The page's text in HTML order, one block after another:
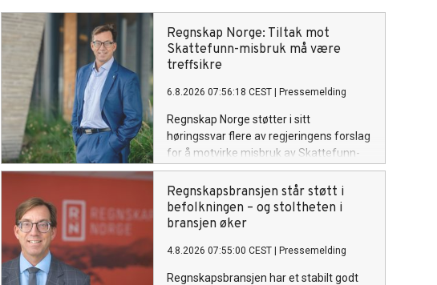
Regnskap Norge: Tiltak mot
Skattefunn-misbruk må være
treffsikre
6.8.2026 07:56:18 CEST Pressemelding
Regnskap Norge støtter i sitt
høringssvar flere av regjeringens forslag
for å motvirke misbruk av Skattefunn-
ordningen, men advarer mot tiltak som
kan gjøre ordningen unødvendig
krevende for seriøse virksomheter.
Regnskapsbransjen står støtt i
befolkningen – og stoltheten i
bransjen øker
4.8.2026 07:55:00 CEST Pressemelding
Regnskapsbransjen har et stabilt godt